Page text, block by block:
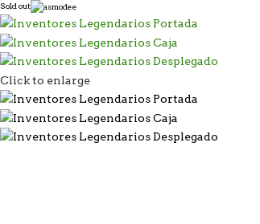
Sold out
Click to enlarge